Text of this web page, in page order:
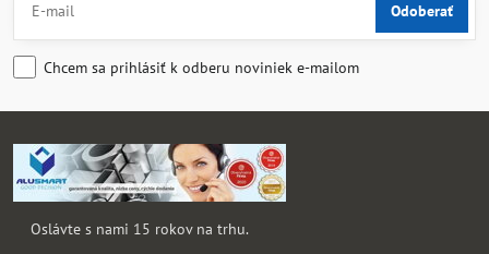
Odoberať
Chcem sa prihlásiť k odberu noviniek e-mailom
Oslávte s nami 15 rokov na trhu.